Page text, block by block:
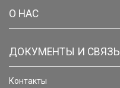
О НАС
ДОКУМЕНТЫ И СВЯЗЬ
Контакты